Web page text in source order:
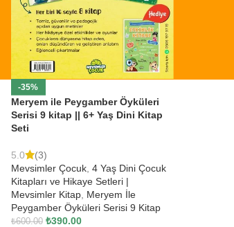
-35%
Meryem ile Peygamber Öyküleri
Serisi 9 kitap || 6+ Yaş Dini Kitap
Seti
5.0
(3)
Mevsimler Çocuk, 4 Yaş Dini Çocuk
Kitapları ve Hikaye Setleri |
Mevsimler Kitap, Meryem İle
Peygamber Öyküleri Serisi 9 Kitap
₺600.00 ₺390.00